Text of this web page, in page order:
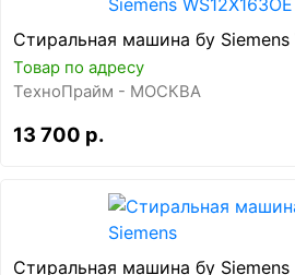
Стиральная машина бу Siemens
Товар по адресу
ТехноПрайм - МОСКВА
13 700 р.
Стиральная машина бу Siemens